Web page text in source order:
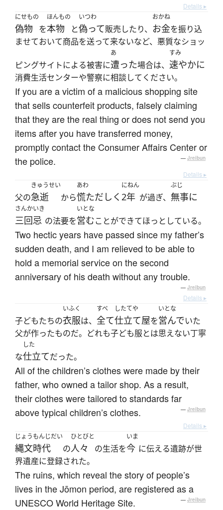
Details ▸
にせもの
偽物 を
ほんもの
本物 と
いつわ
偽って販売したり、
おかね
お金を振り込
ませておいて商品を送って来ないなど、悪質なショッ
ピングサイトによる被害に
あ
遭った場合は、
すみ
速やかに
消費生活センターや警察に相談してください。
If you are a victim of a malicious shopping site
that sells counterfeit products, falsely claiming
that they are the real thing or does not send you
items after you have transferred money,
promptly contact the Consumer Affairs Center or
the police.
— Jreibun
Details ▸
父の
きゅうせい
急逝 から
あわ
慌ただしく
にねん
2年 が過ぎ、
ぶじ
無事に
さんかいき
三回忌 の法要を
いとな
営むことができてほっとしている。
Two hectic years have passed since my father’s
sudden death, and I am relieved to be able to
hold a memorial service on the second
anniversary of his death without any trouble.
— Jreibun
Details ▸
子どもたちの
いふく
衣服は、
すべ
全て
したてや
仕立て屋を
いとな
営んでいた
父が作ったものだ。どれも子ども服とは思えない丁寧
な
した
仕立てだった。
All of the children’s clothes were made by their
father, who owned a tailor shop. As a result,
their clothes were tailored to standards far
above typical children’s clothes.
— Jreibun
Details ▸
じょうもんじだい
縄文時代 の
ひとびと
人々 の生活を
いま
今 に伝える遺跡が世
界遺産に登録された。
The ruins, which reveal the story of people’s
lives in the Jōmon period, are registered as a
UNESCO World Heritage Site.
— Jreibun